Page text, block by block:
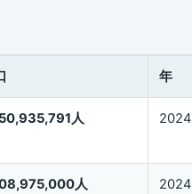
年
人 2024
人 2024